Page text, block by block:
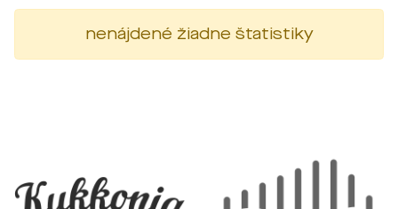
nenájdené žiadne štatistiky